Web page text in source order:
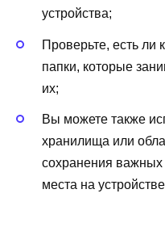
устройства;
Проверьте, есть
папки, которые
их;
Вы можете также
хранилища или
сохранения
места на